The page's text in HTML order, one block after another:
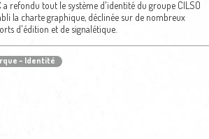
a refondu tout le système d'identité du groupe CILSO
la charte graphique, déclinée sur de nombreux
d'édition et de signalétique.
– Identité